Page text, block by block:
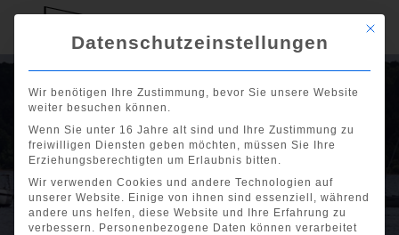
Grünpflege und
neue Wetterfahne
am 21. September
2024
Mit
Datenschutzeinstellungen
Wir benötigen Ihre Zustimmung, bevor Sie unsere Website
weiter besuchen können.
Wenn Sie unter 16 Jahre alt sind und Ihre Zustimmung zu
freiwilligen Diensten geben möchten, müssen Sie Ihre
Erziehungsberechtigten um Erlaubnis bitten.
Wir verwenden Cookies und andere Technologien auf
unserer Website. Einige von ihnen sind essenziell, während
andere uns helfen, diese Website und Ihre Erfahrung zu
verbessern. Personenbezogene Daten können verarbeitet